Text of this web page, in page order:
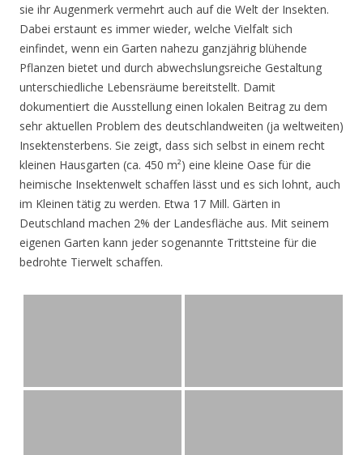
sie ihr Augenmerk vermehrt auch auf die Welt der Insekten.
Dabei erstaunt es immer wieder, welche Vielfalt sich
einfindet, wenn ein Garten nahezu ganzjährig blühende
Pflanzen bietet und durch abwechslungsreiche Gestaltung
unterschiedliche Lebensräume bereitstellt. Damit
dokumentiert die Ausstellung einen lokalen Beitrag zu dem
sehr aktuellen Problem des deutschlandweiten (ja weltweiten)
Insektensterbens. Sie zeigt, dass sich selbst in einem recht
kleinen Hausgarten (ca. 450 m²) eine kleine Oase für die
heimische Insektenwelt schaffen lässt und es sich lohnt, auch
im Kleinen tätig zu werden. Etwa 17 Mill. Gärten in
Deutschland machen 2% der Landesfläche aus. Mit seinem
eigenen Garten kann jeder sogenannte Trittsteine für die
bedrohte Tierwelt schaffen.